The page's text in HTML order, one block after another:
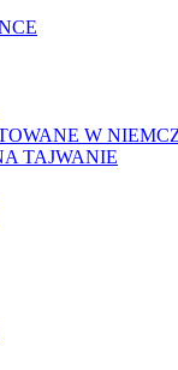
W
TAJWANIE